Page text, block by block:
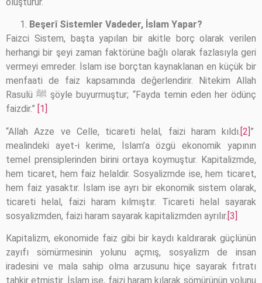
Beşerî Sistemler Vadeder, İslam Yapar?
Faizci Sistem, başta yapılan bir akitle borç olarak verilen
herhangi bir şeyi zaman faktörüne bağlı olarak fazlasıyla geri
vermeyi emreder. İslam ise borçtan kaynaklanan en küçük bir
menfaati de faiz kapsamında değerlendirir. Nitekim Allah
Rasulü ﷺ şöyle buyurmuştur; “Fayda temin eden her ödünç
faizdir.” [1]
“Allah Azze ve Celle, ticareti helal, faizi haram kıldı. [2]”
mealindeki ayet-i kerime, İslam’a özgü ekonomik yapının
temel prensiplerinden birini ortaya koymuştur. Kapitalizmde,
hem ticaret, hem faiz helaldir. Sosyalizmde ise, hem ticaret,
hem faiz yasaktır. İslam ise ayrı bir ekonomik sistem olarak,
ticareti helal, faizi haram kılmıştır. Ticareti helal sayarak
sosyalizmden, faizi haram sayarak kapitalizmden ayrılır. [3]
Kapitalizm, ekonomide faiz gibi bir kaydı kaldırarak güçlünün
zayıfı sömürmesinin yolunu açmış, sosyalizm de insan
iradesini ve mala sahip olma arzusunu hiçe sayarak fıtratı
tahkir etmiştir. İslam ise, faizi haram kılarak sömürünün yolunu